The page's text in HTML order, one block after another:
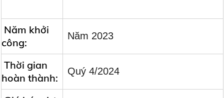
Năm khởi
công:
Năm 2023
Thời gian
hoàn thành:
Quý 4/2024